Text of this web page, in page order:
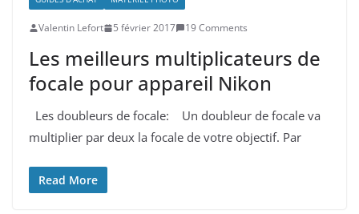
Valentin Lefort 5 février 2017 19 Comments
Les meilleurs multiplicateurs de
focale pour appareil Nikon
Les doubleurs de focale: Un doubleur de focale va
multiplier par deux la focale de votre objectif. Par
Read More